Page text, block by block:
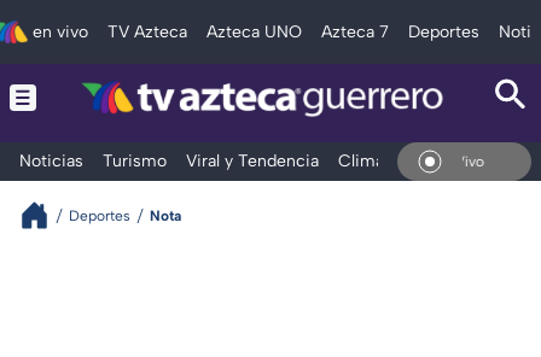
en vivo TV Azteca Azteca UNO Azteca 7 Deportes
Noticias Turismo Viral y Tendencia Clima Deportes
En Vivo
Deportes Nota